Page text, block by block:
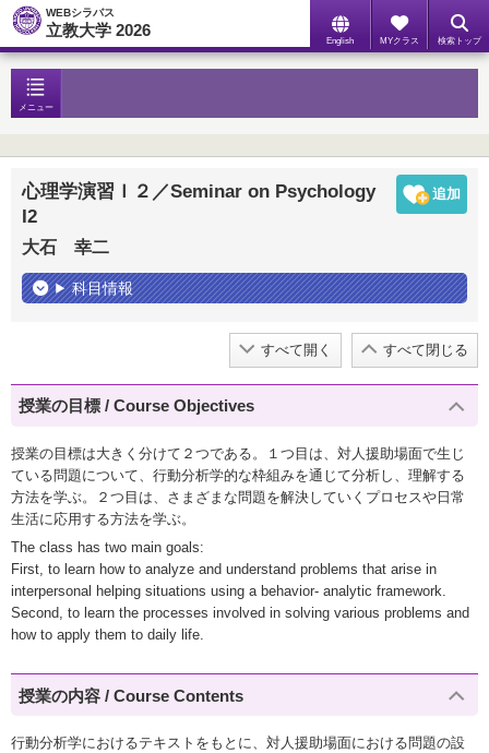
WEBシラバス
立教大学 2026
English MYクラス 検索トップ
メニュー
心理学演習Ｉ２／Seminar on Psychology
I2
大石 幸二
科目情報
すべて開く すべて閉じる
授業の目標 / Course Objectives
授業の目標は大きく分けて２つである。１つ目は、対人援助場面で生じ
ている問題について、行動分析学的な枠組みを通じて分析し、理解する
方法を学ぶ。２つ目は、さまざまな問題を解決していくプロセスや日常
生活に応用する方法を学ぶ。
The class has two main goals:
First, to learn how to analyze and understand problems that arise in
interpersonal helping situations using a behavior- analytic framework.
Second, to learn the processes involved in solving various problems and
how to apply them to daily life.
授業の内容 / Course Contents
行動分析学におけるテキストをもとに、対人援助場面における問題の設